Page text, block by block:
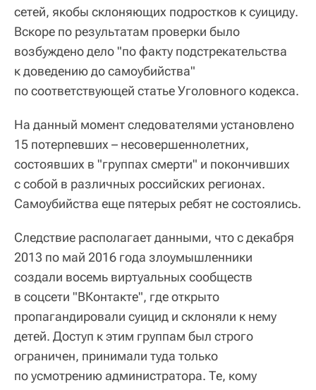
сетей, якобы склоняющих подростков к суициду.
Вскоре по результатам проверки было
возбуждено дело "по факту подстрекательства
к доведению до самоубийства"
по соответствующей статье Уголовного кодекса.
На данный момент следователями установлено
15 потерпевших – несовершеннолетних,
состоявших в "группах смерти" и покончивших
с собой в различных российских регионах.
Самоубийства еще пятерых ребят не состоялись.
Следствие располагает данными, что с декабря
2013 по май 2016 года злоумышленники
создали восемь виртуальных сообществ
в соцсети "ВКонтакте", где открыто
пропагандировали суицид и склоняли к нему
детей. Доступ к этим группам был строго
ограничен, принимали туда только
по усмотрению администратора. Те, кому